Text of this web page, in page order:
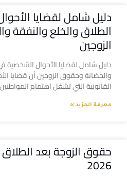
دليل شامل لقضايا
الطلاق والخلع والنفقة
الزوجين
دليل شامل لقضايا الأحوال الشخصية
والحضانة وحقوق الزوجين أن قضايا
القانونية التي تشغل اهتمام
معرفة المزيد »
حقوق الزوجة بعد
2026